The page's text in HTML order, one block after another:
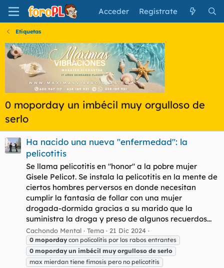
Acceder Regístrate
Etiquetas
0 moporday un imbécil muy orgulloso de
serlo
Ha nacido una nueva "enfermedad": la
pelicotitis
Se llama pelicotitis en "honor" a la pobre mujer
Gisele Pelicot. Se instala la pelicotitis en la mente de
ciertos hombres perversos en donde necesitan
cumplir la fantasía de follar con una mujer
drogada-dormida gracias a su marido que la
suministra la droga y preso de algunos recuerdos...
Cachondo Mental Tema 21 Dic 2024
0 moporday con policolitis por los rabos entrantes
0 moporday un imbécil muy orgulloso de serlo
max mierdan tiene fimosis pero no pelicotitis